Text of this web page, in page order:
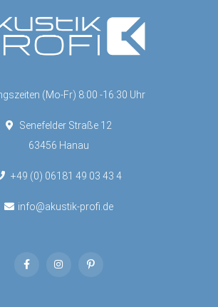
(Mo-Fr) 8:00 -16:30 Uhr
Senefelder Straße 12
63456 Hanau
+49 (0) 06181 49 03 43 4
info@akustik-profi.de